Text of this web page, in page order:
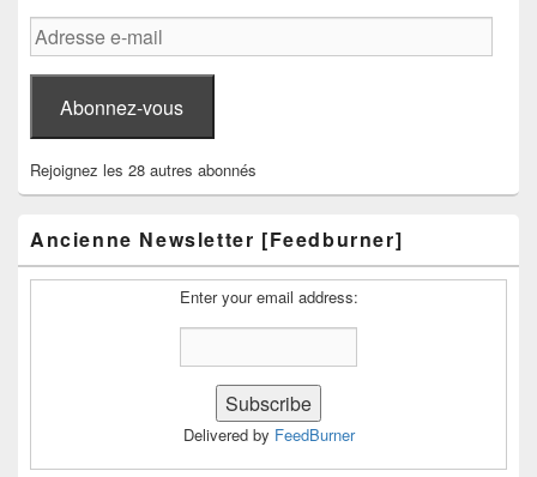
Adresse
e-
mail
Abonnez-vous
Rejoignez les 28 autres abonnés
Ancienne Newsletter [Feedburner]
Enter your email address:
Delivered by FeedBurner